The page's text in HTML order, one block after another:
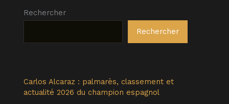
Rechercher
Rechercher
Carlos Alcaraz : palmarès, classement et
actualité 2026 du champion espagnol